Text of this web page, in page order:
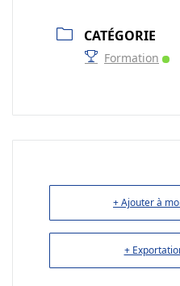
CATÉGORIE
Formation
+ Ajouter à
+